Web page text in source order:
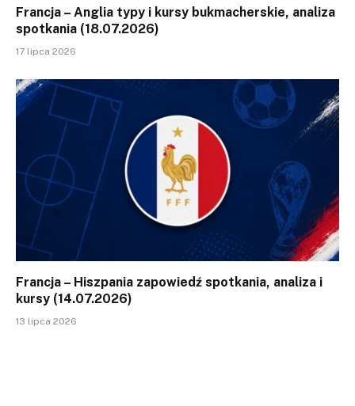
Francja – Anglia typy i kursy bukmacherskie, analiza
spotkania (18.07.2026)
17 lipca 2026
Francja – Hiszpania zapowiedź spotkania, analiza i
kursy (14.07.2026)
13 lipca 2026